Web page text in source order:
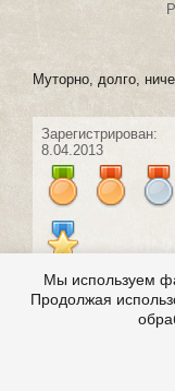
Муторно, долго,
Зарегистрирован:
8.04.2013
Чудо
Мы используем
Продолжая